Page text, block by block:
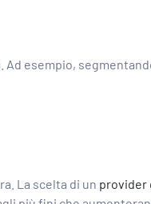
esempio,
La scelta di un provider